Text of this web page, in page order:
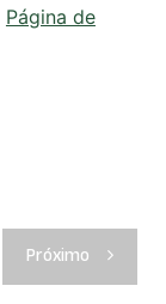
Página de
Próximo